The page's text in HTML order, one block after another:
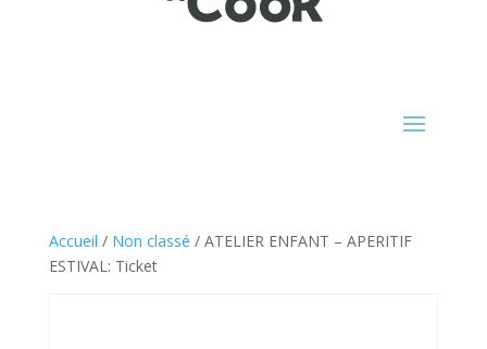
Accueil / Non classé / ATELIER ENFANT – APERITIF
ESTIVAL: Ticket